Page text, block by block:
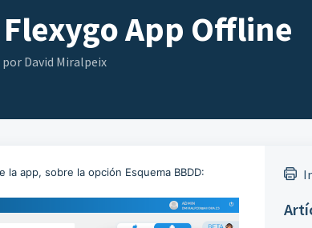
App Offline
por David Miralpeix
app, sobre la opción Esquema BBDD: